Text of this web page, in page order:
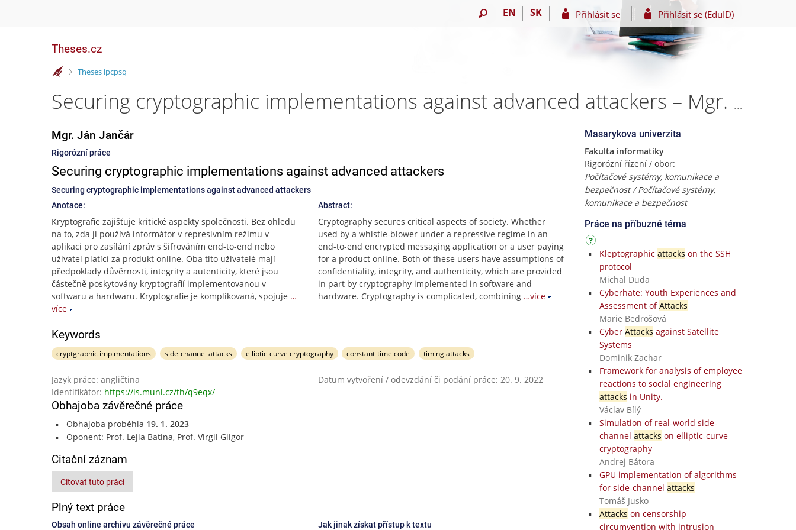
EN SK Přihlásit se Přihlásit se (EduID)
Theses.cz
>
Theses ipcpsq
Securing cryptographic implementations against advanced attackers – Mgr. Ján Jančár
Mgr. Ján Jančár
Rigorózní práce
Securing cryptographic implementations against advanced attackers
Securing cryptographic implementations against advanced attackers
Anotace:
Kryptografie zajišťuje kritické aspekty společnosti. Bez ohledu
na to, zda ji používá informátor v represivním režimu v
aplikaci pro zasílání zpráv s šifrováním end-to-end nebo
uživatel platící za produkt online. Oba tito uživatelé mají
předpoklady důvěrnosti, integrity a autenticity, které jsou
částečně poskytovány kryptografií implementovanou v
softwaru a hardwaru. Kryptografie je komplikovaná, spojuje …
více
Abstract:
Cryptography secures critical aspects of society. Whether
used by a whistle-blower under a repressive regime in an
end-to-end encrypted messaging application or a user paying
for a product online. Both of these users have assumptions of
confidentiality, integrity, and authenticity, which are provided
in part by cryptography implemented in software and
hardware. Cryptography is complicated, combining …více
Keywords
cryptgraphic implmentations side-channel attacks elliptic-curve cryptography constant-time code timing attacks
Jazyk práce: angličtina
Datum vytvoření / odevzdání či podání práce: 20. 9. 2022
Identifikátor: https://is.muni.cz/th/q9eqx/
Obhajoba závěrečné práce
Obhajoba proběhla 19. 1. 2023
Oponent: Prof. Lejla Batina, Prof. Virgil Gligor
Citační záznam
Citovat tuto práci
Plný text práce
Obsah online archivu závěrečné práce Jak jinak získat přístup k textu
Masarykova univerzita
Fakulta informatiky
Rigorózní řízení / obor:
Počítačové systémy, komunikace a
bezpečnost / Počítačové systémy,
komunikace a bezpečnost
Práce na příbuzné téma
Kleptographic attacks on the SSH
protocol
Michal Duda
Cyberhate: Youth Experiences and
Assessment ofAttacks
Marie Bedrošová
Cyber Attacks against Satellite
Systems
Dominik Zachar
Framework for analysis of employee
reactions to social engineering
attacks in Unity.
Václav Bílý
Simulation of real-world side-
channel attacks on elliptic-curve
cryptography
Andrej Bátora
GPU implementation of algorithms
for side-channel attacks
Tomáš Jusko
Attacks on censorship
circumvention with intrusion